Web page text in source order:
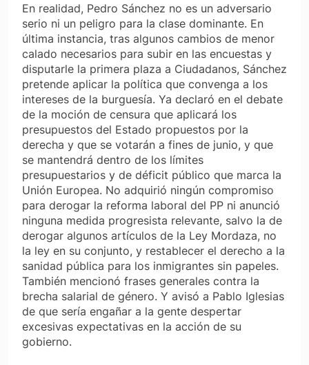
En realidad, Pedro Sánchez no es un adversario
serio ni un peligro para la clase dominante. En
última instancia, tras algunos cambios de menor
calado necesarios para subir en las encuestas y
disputarle la primera plaza a Ciudadanos, Sánchez
pretende aplicar la política que convenga a los
intereses de la burguesía. Ya declaró en el debate
de la moción de censura que aplicará los
presupuestos del Estado propuestos por la
derecha y que se votarán a fines de junio, y que
se mantendrá dentro de los límites
presupuestarios y de déficit público que marca la
Unión Europea. No adquirió ningún compromiso
para derogar la reforma laboral del PP ni anunció
ninguna medida progresista relevante, salvo la de
derogar algunos artículos de la Ley Mordaza, no
la ley en su conjunto, y restablecer el derecho a la
sanidad pública para los inmigrantes sin papeles.
También mencionó frases generales contra la
brecha salarial de género. Y avisó a Pablo Iglesias
de que sería engañar a la gente despertar
excesivas expectativas en la acción de su
gobierno.